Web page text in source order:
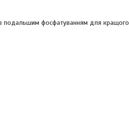
подальшим фосфатуванням для кращого